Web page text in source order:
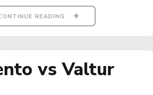
READING
vs Valtur